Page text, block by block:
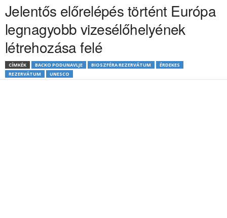
Jelentős előrelépés történt Európa
legnagyobb vizesélőhelyének
létrehozása felé
CÍMKÉK BACKO PODUNAVLJE BIOSZFÉRA REZERVÁTUM
ÉRDEKES
REZERVÁTUM
UNESCO